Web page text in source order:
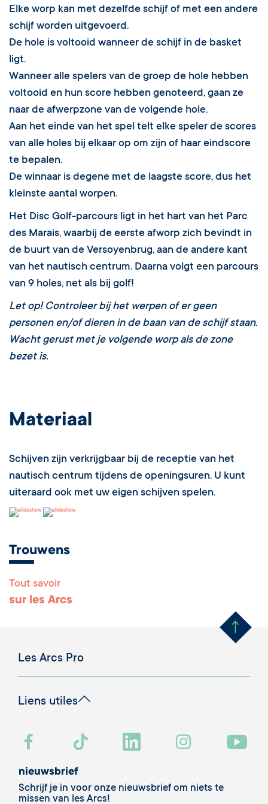
Elke worp kan met dezelfde schijf of met een andere
schijf worden uitgevoerd.
De hole is voltooid wanneer de schijf in de basket
ligt.
Wanneer alle spelers van de groep de hole hebben
voltooid en hun score hebben genoteerd, gaan ze
naar de afwerpzone van de volgende hole.
Aan het einde van het spel telt elke speler de scores
van alle holes bij elkaar op om zijn of haar eindscore
te bepalen.
De winnaar is degene met de laagste score, dus het
kleinste aantal worpen.
Het Disc Golf-parcours ligt in het hart van het Parc
des Marais, waarbij de eerste afworp zich bevindt in
de buurt van de Versoyenbrug, aan de andere kant
van het nautisch centrum. Daarna volgt een parcours
van 9 holes, net als bij golf!
Let op! Controleer bij het werpen of er geen
personen en/of dieren in de baan van de schijf staan.
Wacht gerust met je volgende worp als de zone
bezet is.
Materiaal
Schijven zijn verkrijgbaar bij de receptie van het
nautisch centrum tijdens de openingsuren. U kunt
uiteraard ook met uw eigen schijven spelen.
Trouwens
Tout savoir
sur les Arcs Remonter
Les Arcs Pro
Liens utiles
nieuwsbrief
Schrijf je in voor onze nieuwsbrief om niets te
missen van les Arcs!